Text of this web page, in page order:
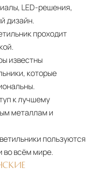
LED-решения,
дизайн.
проходит
известны
которые
к лучшему
металлам и
пользуются
во всём мире.